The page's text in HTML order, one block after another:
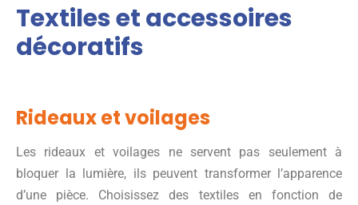
Textiles et accessoires
décoratifs
Rideaux et voilages
Les rideaux et voilages ne servent pas seulement à
bloquer la lumière, ils peuvent transformer l’apparence
d’une pièce. Choisissez des textiles en fonction de